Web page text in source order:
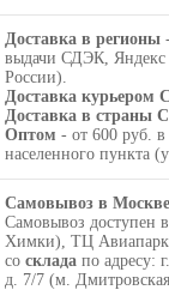
Доставка в регионы
выдачи СДЭК, Яндекс
России).
Доставка курьером
Доставка в страны
Оптом - от 600 руб. в
населенного пункта
Самовывоз в
Самовывоз доступен
Химки), ТЦ
со склада по адресу:
д. 7/7 (м.